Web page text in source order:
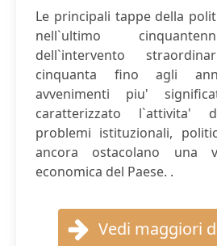
Le principali tappe della
nell`ultimo
dell`intervento
cinquanta fino agli
avvenimenti piu'
caratterizzato l`attivita'
problemi istituzionali,
ancora ostacolano una
economica del Paese. .
Vedi maggiori